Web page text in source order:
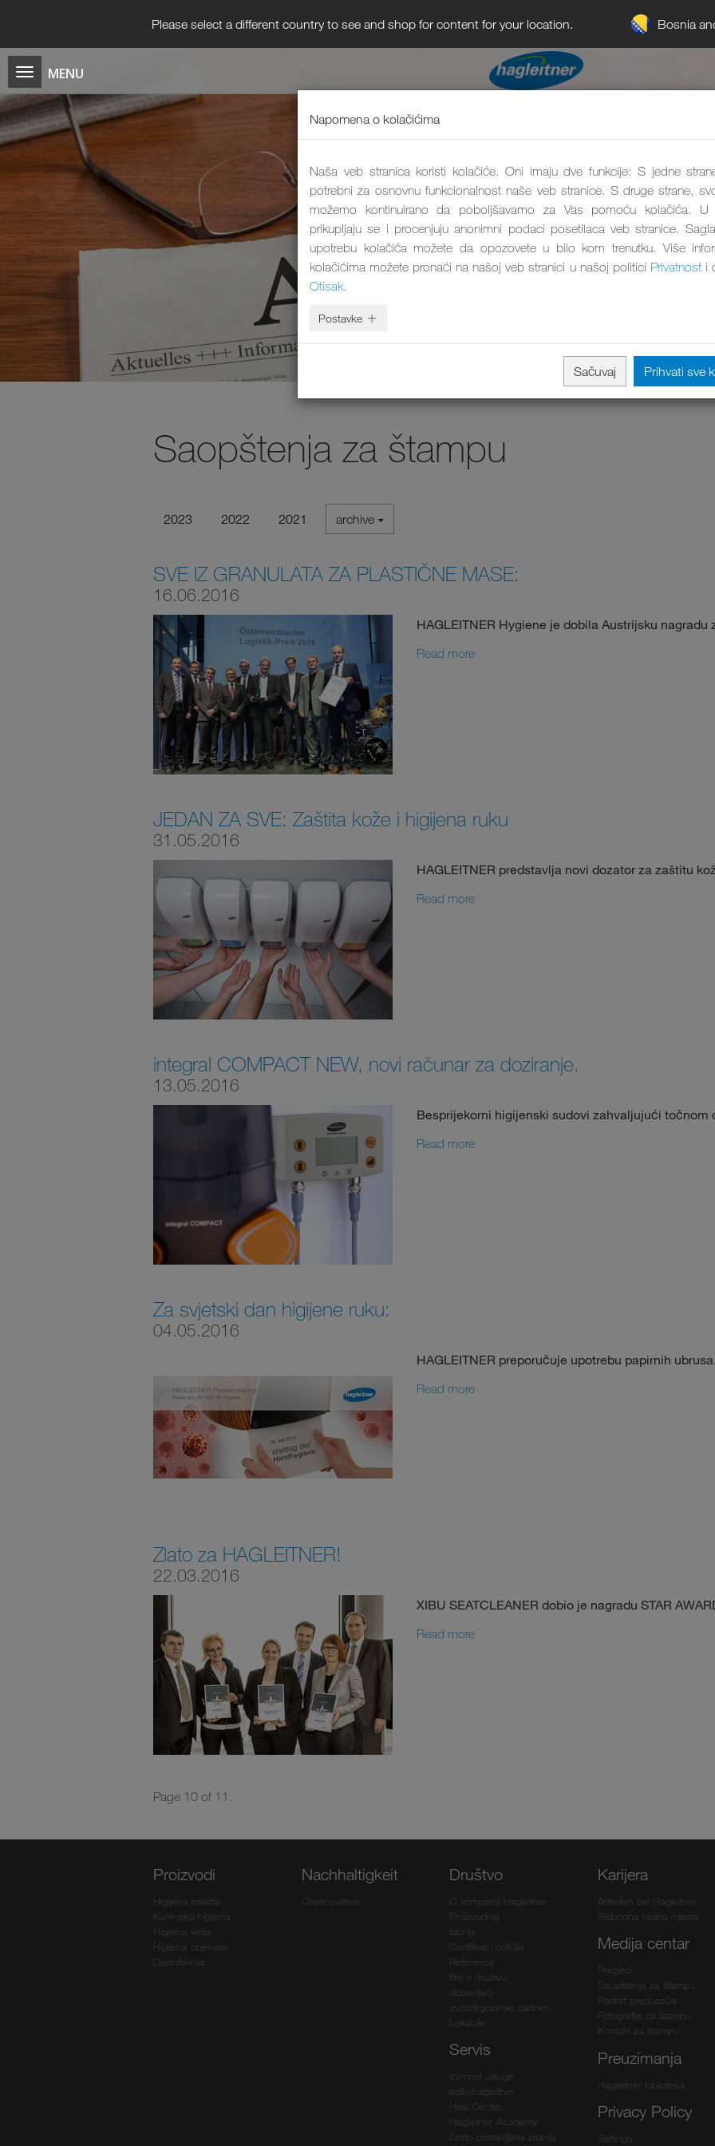
Please select a different country to see and shop for content for your location. Bosnia
Saopštenja za štampu
2023 2022 2021 archive
SVE IZ GRANULATA ZA PLASTIČNE MASE:
16.06.2016
HAGLEITNER Hygiene je dobila Austrijsku nagradu
Read more
JEDAN ZA SVE: Zaštita kože i higijena ruku
31.05.2016
HAGLEITNER predstavlja novi dozator za zaštitu
Read more
integral COMPACT NEW, novi računar za doziranje.
13.05.2016
Besprijekorni higijenski sudovi zahvaljujući točnom
Read more
Za svjetski dan higijene ruku:
04.05.2016
HAGLEITNER preporučuje upotrebu papirnih ubrusa.
Read more
Zlato za HAGLEITNER!
22.03.2016
XIBU SEATCLEANER dobio je nagradu STAR
Read more
Page 10 of 11.
Proizvodi
Higijena toaleta
Kuhinjska higijena
Higijena veša
Higijena objekata
Dezinfekcija
Nachhaltigkeit
Greenovative
Društvo
O kompaniji Hagleitner
Proizvodnja
Istorija
Certifikati i odličjia
Reference
film o društvu
dobavljači
izvoz/trgovinski partneri
Lokacije
Servis
Izvrnost usluge
edibyhagleitner
Help Center
Hagleitner Academy
često postavljana pitanja
Karijera
Arbeiten bei Hagleitner
Slobodna radna mjesta
Medija centar
Pregled
Saopštenja za štampu
Portret preduzeća
Fotografije za štampu
Kontakt za štampu
Preuzimanja
Hagleitner biblioteka
Privacy Policy
Settings
Napomena o kolačićima
Naša veb stranica koristi kolačiće. Oni imaju dve funkcije: S jedne
potrebni za osnovnu funkcionalnost naše veb stranice. S druge strane,
možemo kontinuirano da poboljšavamo za Vas pomoću kolačića. U
prikupljaju se i procenjuju anonimni podaci posetilaca veb stranice.
upotrebu kolačića možete da opozovete u bilo kom trenutku. Više
kolačićima možete pronaći na našoj veb stranici u našoj politici Privatnosti
Otisak.
Postavke
Sačuvaj Prihvati sve